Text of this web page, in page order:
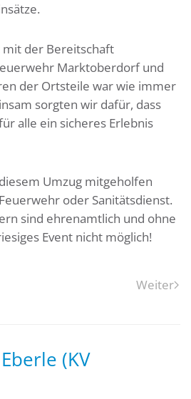
der Bereitschaft
Marktoberdorf und
der Ortsteile war wie immer
sorgten wir dafür, dass
alle ein sicheres Erlebnis
Umzug mitgeholfen
oder Sanitätsdienst.
sind ehrenamtlich und ohne
Event nicht möglich!
Weiter
(KV